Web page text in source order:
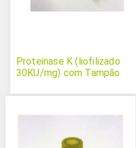
Proteinase K (liofilizado
30KU/mg) com Tampão